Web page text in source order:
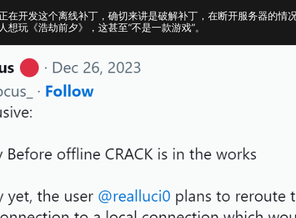
开发这个离线补丁，确切来讲是破解补丁，在断开服务器的情
玩《浩劫前夕》，这甚至“不是一款游戏”。